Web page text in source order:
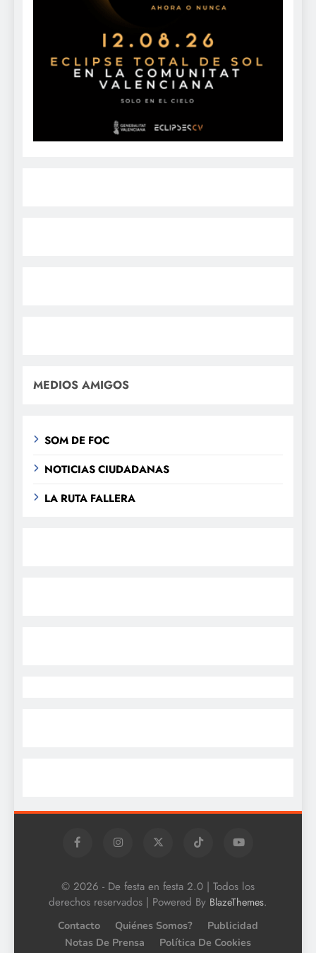
MEDIOS AMIGOS
SOM DE FOC
NOTICIAS CIUDADANAS
LA RUTA FALLERA
© 2026 - De festa en festa 2.0 | Todos los
derechos reservados | Powered By BlazeThemes.
Contacto Quiénes Somos?
Publicidad
Notas De Prensa
Política De Cookies